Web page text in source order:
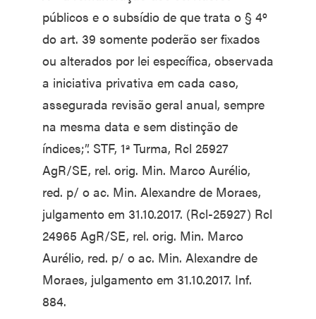
públicos e o subsídio de que trata o § 4º
do art. 39 somente poderão ser fixados
ou alterados por lei específica, observada
a iniciativa privativa em cada caso,
assegurada revisão geral anual, sempre
na mesma data e sem distinção de
índices;”. STF, 1ª Turma, Rcl 25927
AgR/SE, rel. orig. Min. Marco Aurélio,
red. p/ o ac. Min. Alexandre de Moraes,
julgamento em 31.10.2017. (Rcl-25927) Rcl
24965 AgR/SE, rel. orig. Min. Marco
Aurélio, red. p/ o ac. Min. Alexandre de
Moraes, julgamento em 31.10.2017. Inf.
884.